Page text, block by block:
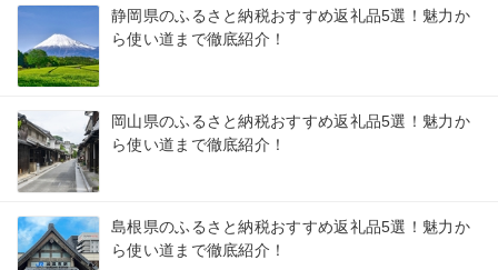
静岡県のふるさと納税おすすめ返礼品5選！魅力か
ら使い道まで徹底紹介！
岡山県のふるさと納税おすすめ返礼品5選！魅力か
ら使い道まで徹底紹介！
島根県のふるさと納税おすすめ返礼品5選！魅力か
ら使い道まで徹底紹介！